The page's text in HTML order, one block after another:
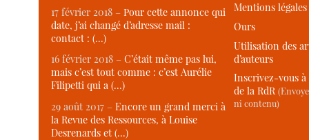
17 février 2018 –Pour cette annonce qui
date, j’ai changé d’adresse mail :
contact : (…)
16 février 2018 –C’était même pas lui,
mais c’est tout comme : c’est Aurélie
Filipetti qui a (…)
29 août 2017 –Encore un grand merci à
la Revue des Ressources, à Louise
Desrenards et (…)
Mentions légales
Ours
Utilisation des
d’auteurs
Inscrivez-vous
de la RdR
ni contenu)